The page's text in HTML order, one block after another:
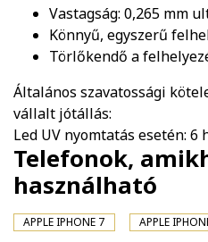
Vastagság: 0,265 mm
Könnyű, egyszerű
Törlőkendő a
Általános szavatossági
vállalt jótállás:
Led UV nyomtatás esetén: 6
Telefonok,
használható
APPLE IPHONE 7 APPLE